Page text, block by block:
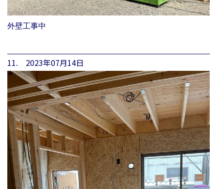
外壁工事中
11. 2023年07月14日